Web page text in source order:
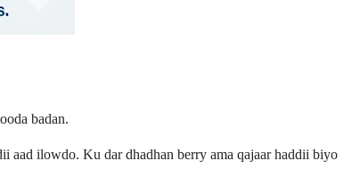
badan.
aad ilowdo. Ku dar dhadhan berry ama qajaar haddii biyo